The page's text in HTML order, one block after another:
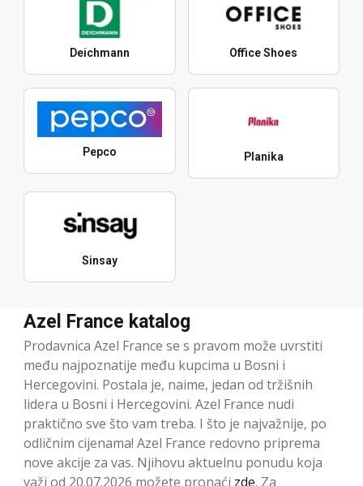
Deichmann Office Shoes
Pepco Planika
Sinsay
Azel France katalog
Prodavnica Azel France se s pravom može uvrstiti
među najpoznatije među kupcima u Bosni i
Hercegovini. Postala je, naime, jedan od tržišnih
lidera u Bosni i Hercegovini. Azel France nudi
praktično sve što vam treba. I što je najvažnije, po
odličnim cijenama! Azel France redovno priprema
nove akcije za vas. Njihovu aktuelnu ponudu koja
važi od 20.07.2026 možete pronaći zde. Za